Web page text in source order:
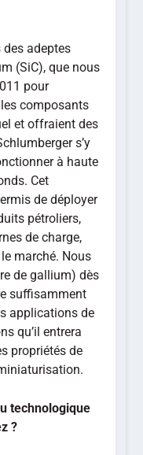
à haute
de déployer
pétroliers,
de charge,
marché. Nous
de gallium) dès
suffisamment
applications de
qu’il entrera
propriétés de
technologique
?
Le
des data
volts, une
que ses
haute
UPS